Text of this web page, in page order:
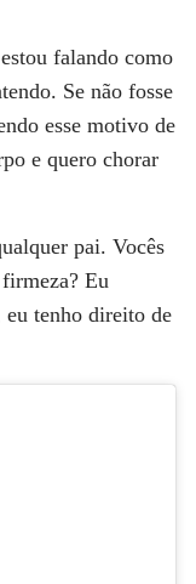
falando como
Se não fosse
esse motivo de
e quero chorar
pai. Vocês
Eu
tenho direito de